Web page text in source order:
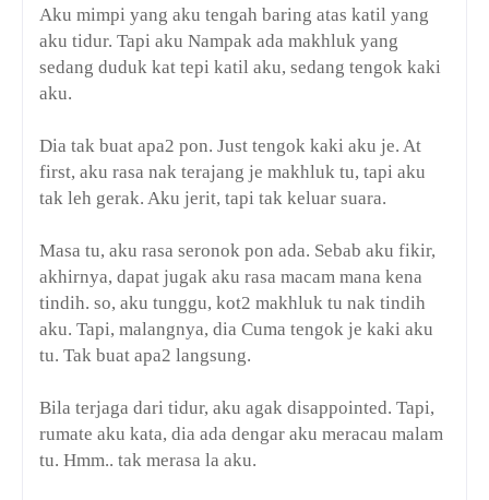
Aku mimpi yang aku tengah baring atas katil yang
aku tidur. Tapi aku Nampak ada makhluk yang
sedang duduk kat tepi katil aku, sedang tengok kaki
aku.
Dia tak buat apa2 pon. Just tengok kaki aku je. At
first, aku rasa nak terajang je makhluk tu, tapi aku
tak leh gerak. Aku jerit, tapi tak keluar suara.
Masa tu, aku rasa seronok pon ada. Sebab aku fikir,
akhirnya, dapat jugak aku rasa macam mana kena
tindih. so, aku tunggu, kot2 makhluk tu nak tindih
aku. Tapi, malangnya, dia Cuma tengok je kaki aku
tu. Tak buat apa2 langsung.
Bila terjaga dari tidur, aku agak disappointed. Tapi,
rumate aku kata, dia ada dengar aku meracau malam
tu. Hmm.. tak merasa la aku.